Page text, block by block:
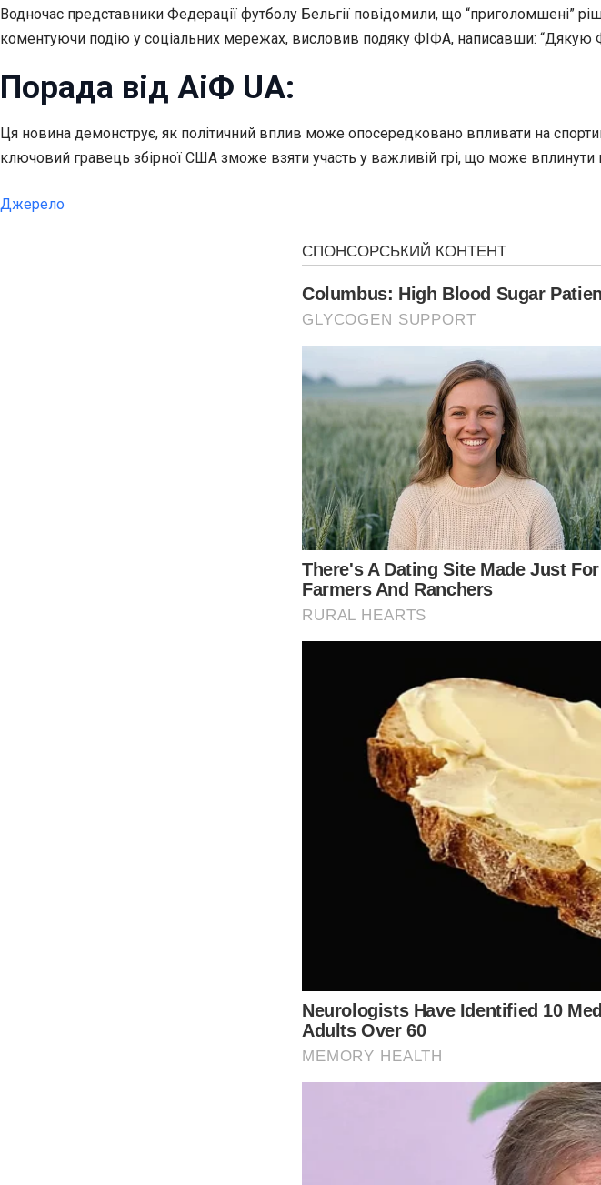
Водночас представники Федерації футболу Бельгії повідомили, що “приголомшені”
коментуючи подію у соціальних мережах, висловив подяку ФІФА, написавши: “Дякую
Порада від АіФ UA:
Ця новина демонструє, як політичний вплив може опосередковано впливати на
ключовий гравець збірної США зможе взяти участь у важливій грі, що може вплинути
Джерело